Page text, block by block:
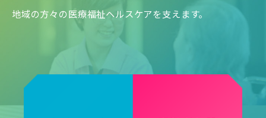
地域の方々の医療福祉ヘルスケアを支えます。